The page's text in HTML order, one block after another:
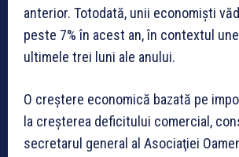
anterior. Totodată, unii economişti
peste 7% în acest an, în contextul
ultimele trei luni ale anului.
O creştere economică bazată pe
la creşterea deficitului comercial,
secretarul general al Asociaţiei